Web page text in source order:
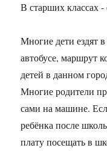
В старших классах -
Многие дети ездят
автобусе, маршрут
детей в данном
Многие родители
сами на машине.
ребёнка после
плату посещать в